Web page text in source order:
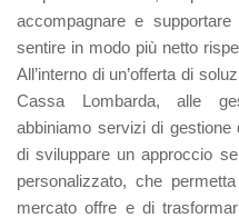
accompagnare e
sentire in modo più netto
All’interno di un’offerta di
Cassa Lombarda, alle
abbiniamo servizi di gestione
di sviluppare un approccio
personalizzato, che
mercato offre e di